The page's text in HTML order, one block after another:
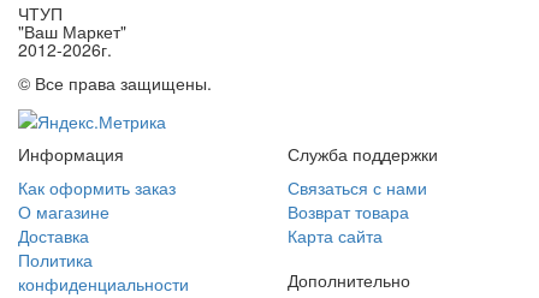
ЧТУП
"Ваш Маркет"
2012-2026г.
© Все права защищены.
Информация
Как оформить заказ
О магазине
Доставка
Политика
конфиденциальности
Служба поддержки
Связаться с нами
Возврат товара
Карта сайта
Дополнительно